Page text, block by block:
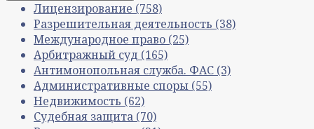
Лицензирование (758)
Разрешительная деятельность (38)
Международное право (25)
Арбитражный суд (165)
Антимонопольная служба. ФАС (3)
Административные споры (55)
Недвижимость (62)
Судебная защита (70)